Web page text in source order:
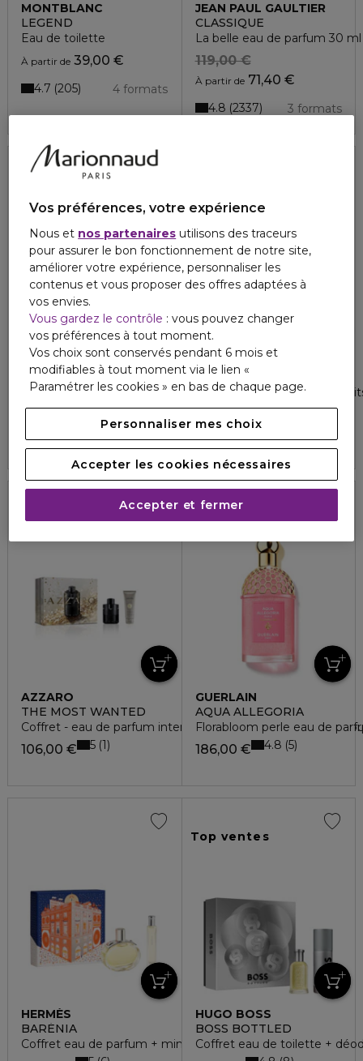
MONTBLANC
LEGEND
Eau de toilette
À partir de 39,00 €
4 formats
4.7 205
JEAN PAUL GAULTIER
CLASSIQUE
La belle eau de parfum 30 ml
À partir de71,40 €
119,00 €
3 formats
4.8 2337
JEAN PAUL GAULTIER
GAULTIER DIVINE LE PARFUM
Eau de parfum intense - rechargeable
3 formats
4.9 111
CACHAREL
AMOR AMOR
Coffret eau de toilette + 2
4.3 4
AZZARO
THE MOST WANTED
Coffret - eau de parfum intense + gel douche cheveux &
106,00 € 5 1
GUERLAIN
AQUA ALLEGORIA
Florabloom perle eau de
186,00 € 4.8 5
HERMÈS
BARÉNIA
Coffret eau de parfum + minature
Top ventes
HUGO BOSS
BOSS BOTTLED
Coffret eau de toilette +
Vos préférences, votre expérience
Nous et nos partenaires utilisons des traceurs
pour assurer le bon fonctionnement de notre site,
améliorer votre expérience, personnaliser les
contenus et vous proposer des offres adaptées à
vos envies.
Vous gardez le contrôle : vous pouvez changer
vos préférences à tout moment.
Vos choix sont conservés pendant 6 mois et
modifiables à tout moment via le lien «
Paramétrer les cookies » en bas de chaque page.
Personnaliser mes choix
Accepter les cookies nécessaires
Accepter et fermer